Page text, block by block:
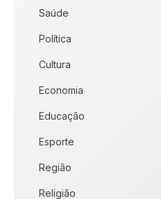
Saúde
Política
Cultura
Economia
Educação
Esporte
Região
Religião